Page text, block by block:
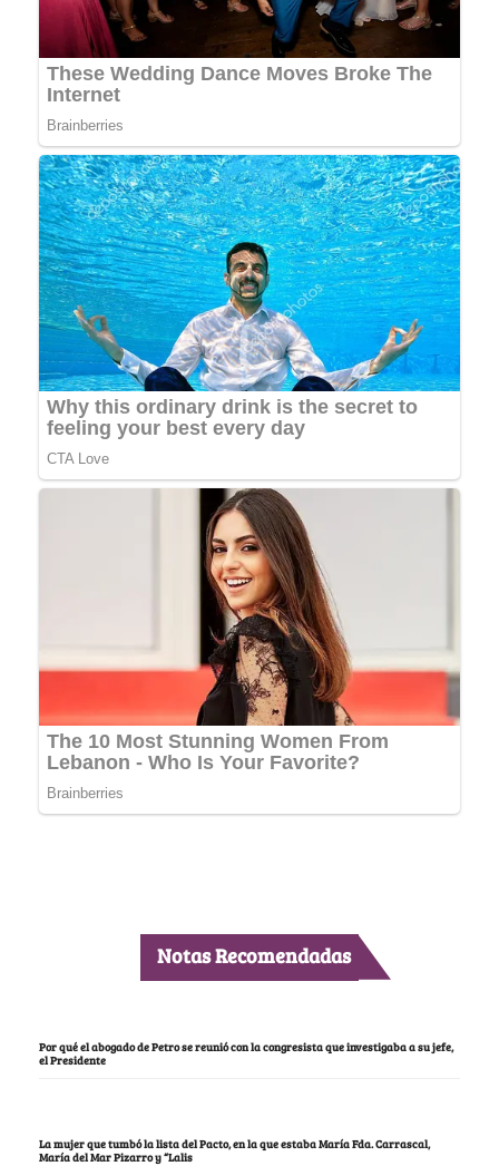
Notas Recomendadas
Por qué el abogado de Petro se reunió con la congresista que investigaba a su jefe,
el Presidente
La mujer que tumbó la lista del Pacto, en la que estaba María Fda. Carrascal,
María del Mar Pizarro y “Lalis